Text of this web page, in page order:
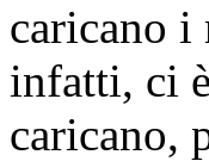
caricano i
infatti, ci
caricano,